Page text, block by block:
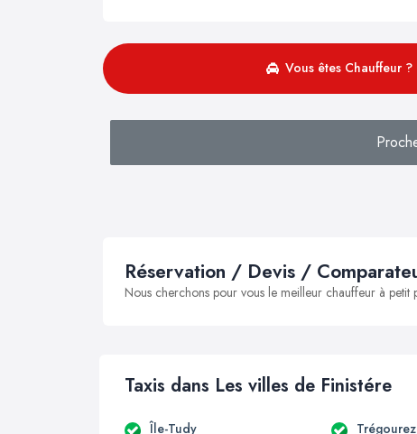
Vous êtes Chauffeur
Réservation / Devis /
Nous cherchons pour vous le meilleur chauffeur à petit
Taxis dans Les villes de Finistére
Île-Tudy Trégourez